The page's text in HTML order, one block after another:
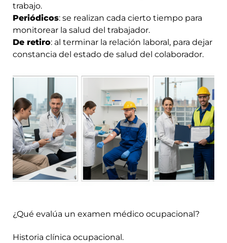
trabajo.
Periódicos: se realizan cada cierto tiempo para
monitorear la salud del trabajador.
De retiro: al terminar la relación laboral, para dejar
constancia del estado de salud del colaborador.
¿Qué evalúa un examen médico ocupacional?
Historia clínica ocupacional.